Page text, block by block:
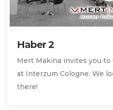
Haber 2
Mert Makina invites you
at Interzum Cologne. We
there!